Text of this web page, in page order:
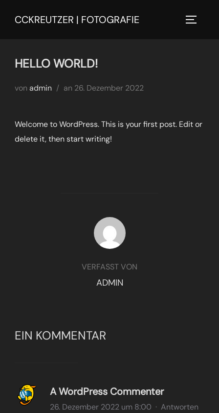
InhaltenCCKREUTZER | FOTOGRAFIE
HELLO WORLD!
von admin an Veröffentlicht
26. Dezember 2022
Welcome to WordPress. This is your first post. Edit or
delete it, then start writing!
BEITRAGSAUTOR
VERFASST VON
ADMIN
EIN KOMMENTAR
A WordPress Commenter
26. Dezember 2022 um 8:00 · Antworten